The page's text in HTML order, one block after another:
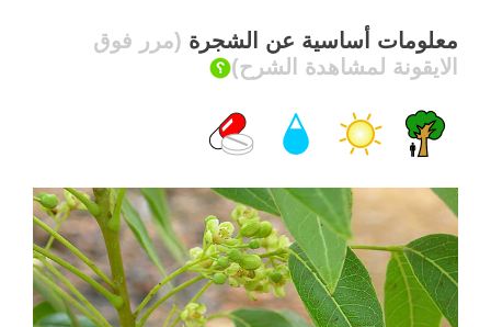
معلومات أساسية عن الشجرة (مرر فوق
الايقونة لمشاهدة الشرح)